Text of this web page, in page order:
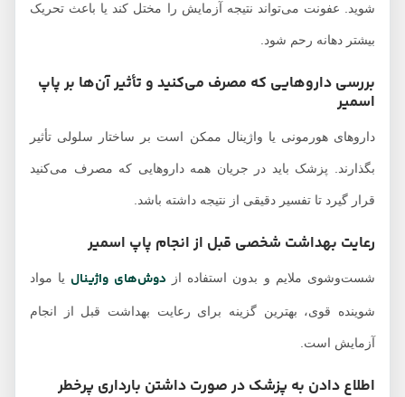
شوید. عفونت می‌تواند نتیجه آزمایش را مختل کند یا باعث تحریک
بیشتر دهانه رحم شود.
بررسی داروهایی که مصرف می‌کنید و تأثیر آن‌ها بر پاپ
اسمیر
داروهای هورمونی یا واژینال ممکن است بر ساختار سلولی تأثیر
بگذارند. پزشک باید در جریان همه داروهایی که مصرف می‌کنید
قرار گیرد تا تفسیر دقیقی از نتیجه داشته باشد.
رعایت بهداشت شخصی قبل از انجام پاپ اسمیر
شست‌وشوی ملایم و بدون استفاده ازدوش‌های واژینالیا مواد
شوینده قوی، بهترین گزینه برای رعایت بهداشت قبل از انجام
آزمایش است.
اطلاع دادن به پزشک در صورت داشتن بارداری پرخطر